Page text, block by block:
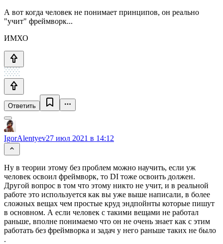
А вот когда человек не понимает принципов, он реально
"учит" фреймворк...
ИМХО
Ответить
IgorAlentyev27 июл 2021 в 14:12
Ну в теории этому без проблем можно научить, если уж
человек освоил фреймворк, то DI тоже освоить должен.
Другой вопрос в том что этому никто не учит, и в реальной
работе это используется как вы уже выше написали, в более
сложных вещах чем простые круд эндпойнты которые пишут
в основном. А если человек с такими вещами не работал
раньше, вполне понимаемо что он не очень знает как с этим
работать без фреймворка и задач у него раньше таких не было
.